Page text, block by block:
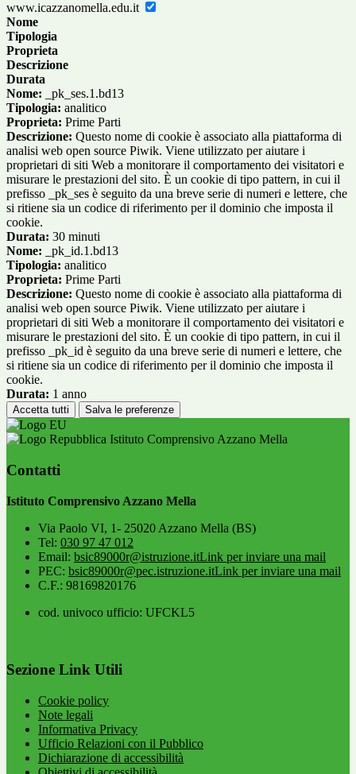
www.icazzanomella.edu.it
Nome
Tipologia
Proprieta
Descrizione
Durata
Nome: _pk_ses.1.bd13
Tipologia: analitico
Proprieta: Prime Parti
Descrizione: Questo nome di cookie è associato alla piattaforma di
analisi web open source Piwik. Viene utilizzato per aiutare i
proprietari di siti Web a monitorare il comportamento dei visitatori e
misurare le prestazioni del sito. È un cookie di tipo pattern, in cui il
prefisso _pk_ses è seguito da una breve serie di numeri e lettere, che
si ritiene sia un codice di riferimento per il dominio che imposta il
cookie.
Durata: 30 minuti
Nome: _pk_id.1.bd13
Tipologia: analitico
Proprieta: Prime Parti
Descrizione: Questo nome di cookie è associato alla piattaforma di
analisi web open source Piwik. Viene utilizzato per aiutare i
proprietari di siti Web a monitorare il comportamento dei visitatori e
misurare le prestazioni del sito. È un cookie di tipo pattern, in cui il
prefisso _pk_id è seguito da una breve serie di numeri e lettere, che
si ritiene sia un codice di riferimento per il dominio che imposta il
cookie.
Durata: 1 anno
Accetta tutti Salva le preferenze
Istituto Comprensivo Azzano Mella
Contatti
Istituto Comprensivo Azzano Mella
Via Paolo VI, 1- 25020 Azzano Mella (BS)
Tel: 030 97 47 012
Email: bsic89000r@istruzione.itLink per inviare una mail
PEC: bsic89000r@pec.istruzione.itLink per inviare una mail
C.F.: 98169820176
cod. univoco ufficio: UFCKL5
Sezione Link Utili
Cookie policy
Note legali
Informativa Privacy
Ufficio Relazioni con il Pubblico
Dichiarazione di accessibilità